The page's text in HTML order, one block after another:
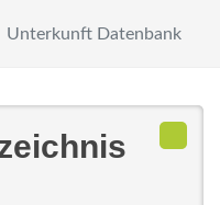
Unterkunft Datenbank